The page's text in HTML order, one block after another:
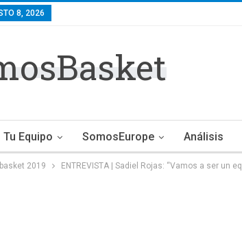
8, 2026
Tu Equipo SomosEurope Análisis
2019 ENTREVISTA | Sadiel Rojas: “Vamos a ser un